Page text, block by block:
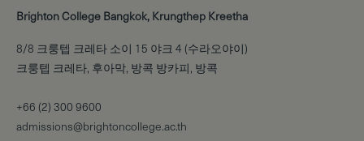
Brighton College Bangkok, Krungthep Kreetha
8/8 크룽텝 크레타 소이 15 야크 4 (수라오야이)
크룽텝 크레타, 후아막, 방콕 방카피, 방콕
+66 (2) 300 9600
admissions@brightoncollege.ac.th